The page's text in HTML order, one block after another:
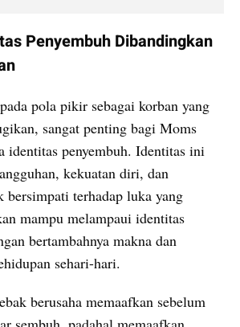
Penyembuh Dibandingkan
pola pikir sebagai korban yang
sangat penting bagi Moms
identitas penyembuh. Identitas ini
kekuatan diri, dan
bersimpati terhadap luka yang
mampu melampaui identitas
bertambahnya makna dan
sehari-hari.
berusaha memaafkan sebelum